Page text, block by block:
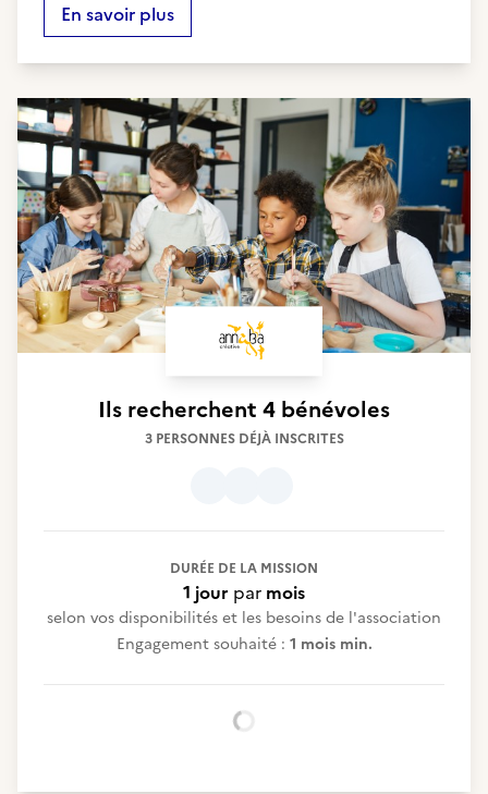
En savoir plus
Ils recherchent 4 bénévoles
3 PERSONNES DÉJÀ INSCRITES
DURÉE DE LA MISSION
1 jour par mois
selon vos disponibilités et les besoins de l'association
Engagement souhaité : 1 mois min.